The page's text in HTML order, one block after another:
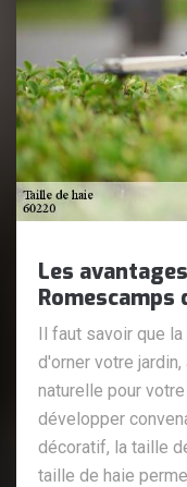
Les
Romescamps
Il faut savoir que
d'orner votre
naturelle pour
développer
décoratif, la taille
taille de haie